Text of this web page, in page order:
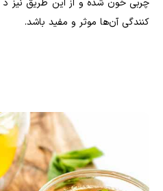
چربی خون شده و از این طریق نیز
کنندگی آن‌ها موثر و مفید باشد.